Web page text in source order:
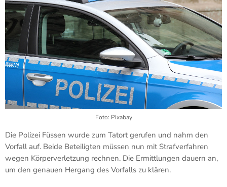
Foto: Pixabay
Die Polizei Füssen wurde zum Tatort gerufen und nahm den
Vorfall auf. Beide Beteiligten müssen nun mit Strafverfahren
wegen Körperverletzung rechnen. Die Ermittlungen dauern an,
um den genauen Hergang des Vorfalls zu klären.